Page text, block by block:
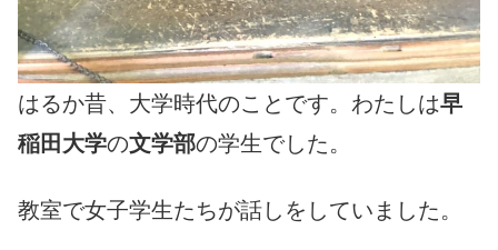
はるか昔、大学時代のことです。わたしは早
稲田大学の文学部の学生でした。
教室で女子学生たちが話しをしていました。